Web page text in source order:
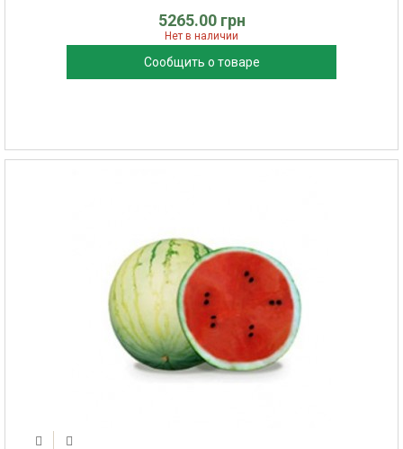
5265.00 грн
Нет в наличии
Сообщить о товаре